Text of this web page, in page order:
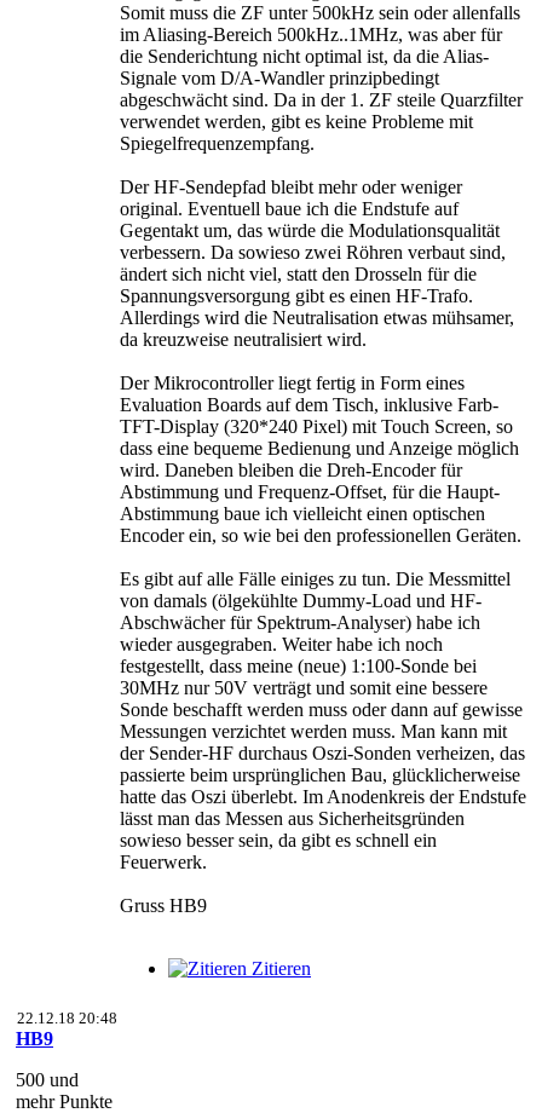
Somit muss die ZF unter 500kHz sein oder allenfalls
im Aliasing-Bereich 500kHz..1MHz, was aber für
die Senderichtung nicht optimal ist, da die Alias-
Signale vom D/A-Wandler prinzipbedingt
abgeschwächt sind. Da in der 1. ZF steile Quarzfilter
verwendet werden, gibt es keine Probleme mit
Spiegelfrequenzempfang.
Der HF-Sendepfad bleibt mehr oder weniger
original. Eventuell baue ich die Endstufe auf
Gegentakt um, das würde die Modulationsqualität
verbessern. Da sowieso zwei Röhren verbaut sind,
ändert sich nicht viel, statt den Drosseln für die
Spannungsversorgung gibt es einen HF-Trafo.
Allerdings wird die Neutralisation etwas mühsamer,
da kreuzweise neutralisiert wird.
Der Mikrocontroller liegt fertig in Form eines
Evaluation Boards auf dem Tisch, inklusive Farb-
TFT-Display (320*240 Pixel) mit Touch Screen, so
dass eine bequeme Bedienung und Anzeige möglich
wird. Daneben bleiben die Dreh-Encoder für
Abstimmung und Frequenz-Offset, für die Haupt-
Abstimmung baue ich vielleicht einen optischen
Encoder ein, so wie bei den professionellen Geräten.
Es gibt auf alle Fälle einiges zu tun. Die Messmittel
von damals (ölgekühlte Dummy-Load und HF-
Abschwächer für Spektrum-Analyser) habe ich
wieder ausgegraben. Weiter habe ich noch
festgestellt, dass meine (neue) 1:100-Sonde bei
30MHz nur 50V verträgt und somit eine bessere
Sonde beschafft werden muss oder dann auf gewisse
Messungen verzichtet werden muss. Man kann mit
der Sender-HF durchaus Oszi-Sonden verheizen, das
passierte beim ursprünglichen Bau, glücklicherweise
hatte das Oszi überlebt. Im Anodenkreis der Endstufe
lässt man das Messen aus Sicherheitsgründen
sowieso besser sein, da gibt es schnell ein
Feuerwerk.
Gruss HB9
Zitieren
22.12.18 20:48
HB9
500 und
mehr Punkte